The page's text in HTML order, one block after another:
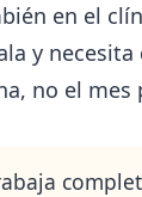
en el
y
no el mes